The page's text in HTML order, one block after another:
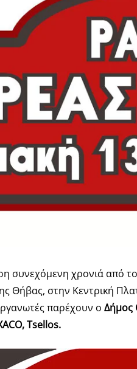
συνεχόμενη χρονιά από
Θήβας, στην Κεντρική
παρέχουν ο Δήμος
,Tsellos.